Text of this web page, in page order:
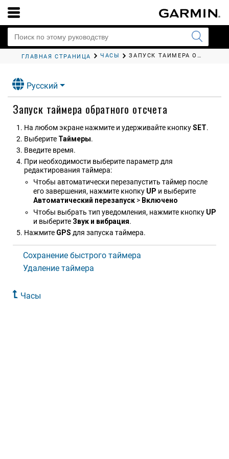
ГЛАВНАЯ СТРАНИЦА ЧАСЫ ЗАПУСК ТАЙМЕРА ОБРАТНОГО ОТСЧЕТА
Русский
Запуск таймера обратного отсчета
На любом экране нажмите и удерживайте кнопкуSET.
Выберите Таймеры.
Введите время.
При необходимости выберите параметр для
редактирования таймера:
Чтобы автоматически перезапустить таймер после
его завершения, нажмите кнопку UP и выберите
Автоматический перезапуск > Включе​но
Чтобы выбрать тип уведомления, нажмите кнопку UP
и выберите Звук и вибрация.
Нажмите GPS для запуска таймера.
Сохранение быстрого таймера
Удаление таймера
Часы